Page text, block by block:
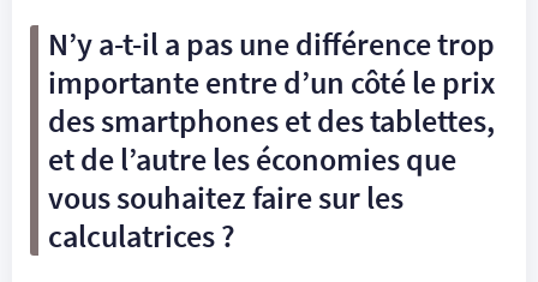
N’y a-t-il a pas une différence trop
importante entre d’un côté le prix
des smartphones et des tablettes,
et de l’autre les économies que
vous souhaitez faire sur les
calculatrices ?